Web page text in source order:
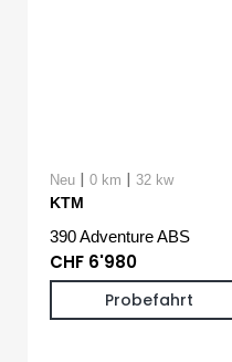
Neu | 0 km | 32 kw
KTM
390 Adventure ABS
CHF 6'980
Probefahrt